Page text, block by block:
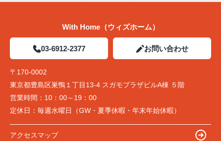
With Home（ウィズホーム）
03-6912-2377 お問い合わせ
〒170-0002
東京都豊島区巣鴨１丁目13-4 スガモプラザビルA棟 ５階
営業時間： 10：00～19：00
定休日： 毎週水曜日（GW・夏季休暇・年末年始休暇）
アクセスマップ